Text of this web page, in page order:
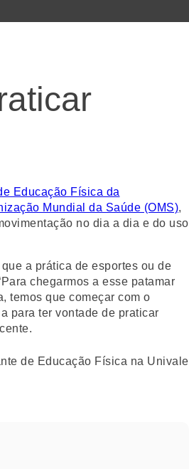
Educação Física da
Mundial da Saúde (OMS),
no dia a dia e do uso
a prática de esportes ou de
chegarmos a esse patamar
temos que começar com o
para ter vontade de praticar